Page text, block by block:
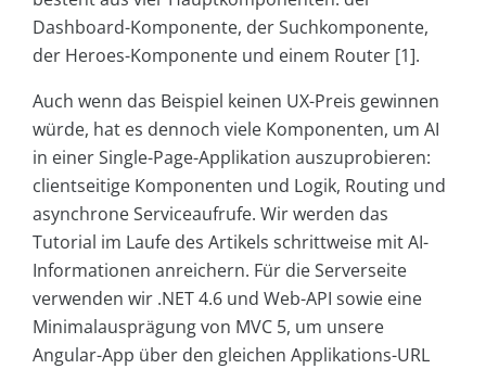
Dashboard-Komponente, der Suchkomponente,
der Heroes-Komponente und einem Router [1].
Auch wenn das Beispiel keinen UX-Preis gewinnen
würde, hat es dennoch viele Komponenten, um AI
in einer Single-Page-Applikation auszuprobieren:
clientseitige Komponenten und Logik, Routing und
asynchrone Serviceaufrufe. Wir werden das
Tutorial im Laufe des Artikels schrittweise mit AI-
Informationen anreichern. Für die Serverseite
verwenden wir .NET 4.6 und Web-API sowie eine
Minimalausprägung von MVC 5, um unsere
Angular-App über den gleichen Applikations-URL